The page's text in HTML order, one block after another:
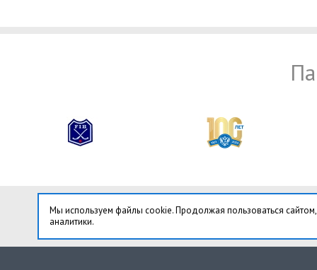
Мы используем файлы cookie. Продолжая пользоваться
аналитики.